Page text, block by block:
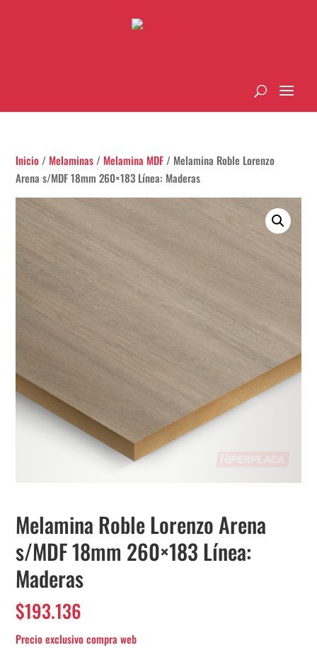
Inicio / Melaminas / Melamina MDF / Melamina Roble Lorenzo
Arena s/MDF 18mm 260×183 Línea: Maderas
Melamina Roble Lorenzo Arena
s/MDF 18mm 260×183 Línea:
Maderas
$193.136